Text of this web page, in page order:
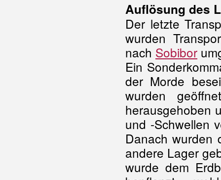
Auflösung des
Der letzte
wurden
nach Sobibor
Ein
der Morde
wurden
herausgehoben
und -Schwellen
Danach wurden
andere Lager
wurde dem